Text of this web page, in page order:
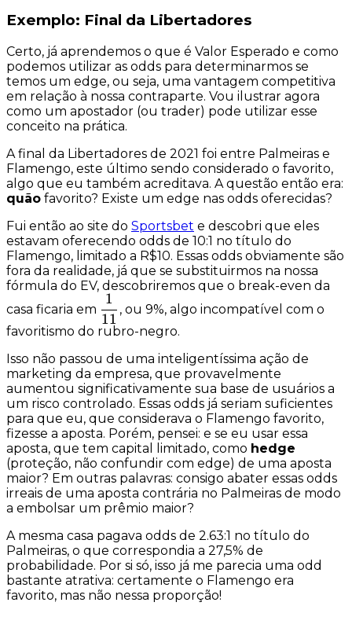
Exemplo: Final da Libertadores
Certo, já aprendemos o que é Valor Esperado e como
podemos utilizar as odds para determinarmos se
temos um edge, ou seja, uma vantagem competitiva
em relação à nossa contraparte. Vou ilustrar agora
como um apostador (ou trader) pode utilizar esse
conceito na prática.
A final da Libertadores de 2021 foi entre Palmeiras e
Flamengo, este último sendo considerado o favorito,
algo que eu também acreditava. A questão então era:
quão favorito? Existe um edge nas odds oferecidas?
Fui então ao site do Sportsbet e descobri que eles
estavam oferecendo odds de 10:1 no título do
Flamengo, limitado a R$10. Essas odds obviamente são
fora da realidade, já que se substituirmos na nossa
fórmula do EV, descobriremos que o break-even da
casa ficaria em
\dfrac{1}
{11}
11
1
, ou 9%, algo incompatível com o
favoritismo do rubro-negro.
Isso não passou de uma inteligentíssima ação de
marketing da empresa, que provavelmente
aumentou significativamente sua base de usuários a
um risco controlado. Essas odds já seriam suficientes
para que eu, que considerava o Flamengo favorito,
fizesse a aposta. Porém, pensei: e se eu usar essa
aposta, que tem capital limitado, como hedge
(proteção, não confundir com edge) de uma aposta
maior? Em outras palavras: consigo abater essas odds
irreais de uma aposta contrária no Palmeiras de modo
a embolsar um prêmio maior?
A mesma casa pagava odds de 2.63:1 no título do
Palmeiras, o que correspondia a 27,5% de
probabilidade. Por si só, isso já me parecia uma odd
bastante atrativa: certamente o Flamengo era
favorito, mas não nessa proporção!